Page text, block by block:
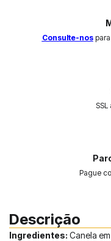
Consulte-nospara
Pague
Descrição
Ingredientes: Canela